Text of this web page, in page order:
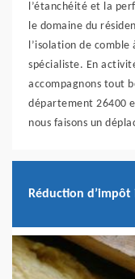
l’étanchéité et la
le domaine du
l’isolation de comble
spécialiste. En
accompagnons tout
département 26400
nous faisons un
Réduction